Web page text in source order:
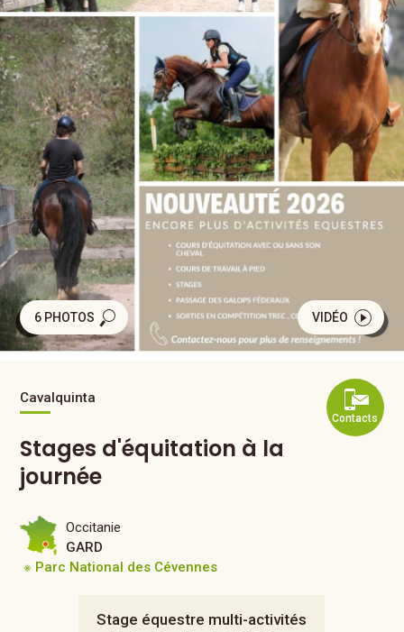
6 PHOTOS VIDÉO
Contacts
Cavalquinta
Stages d'équitation à la
journée
Stage équestre multi-activités
Occitanie
GARD
※ Parc National des Cévennes